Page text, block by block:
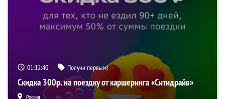
01:12:39 Получи первым!
Скидка 300р. на поездку от каршеринга «Ситидрайв»
Россия